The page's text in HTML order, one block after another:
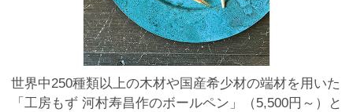
世界中250種類以上の木材や国産希少材の端材を用いた
「工房もず 河村寿昌作のボールペン」（5,500円～）と